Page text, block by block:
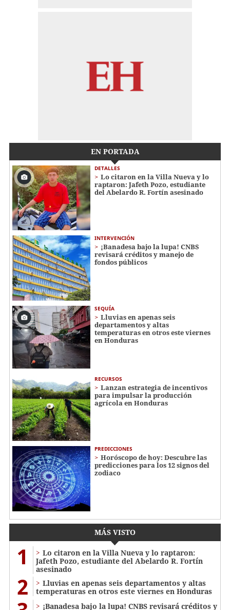
EN PORTADA
DETALLES
Lo citaron en la Villa Nueva y lo
raptaron: Jafeth Pozo, estudiante
del Abelardo R. Fortín asesinado
INTERVENCIÓN
¡Banadesa bajo la lupa! CNBS
revisará créditos y manejo de
fondos públicos
SEQUÍA
Lluvias en apenas seis
departamentos y altas
temperaturas en otros este viernes
en Honduras
RECURSOS
Lanzan estrategia de incentivos
para impulsar la producción
agrícola en Honduras
PREDICCIONES
Horóscopo de hoy: Descubre las
predicciones para los 12 signos del
zodiaco
MÁS VISTO
1
Lo citaron en la Villa Nueva y lo raptaron:
Jafeth Pozo, estudiante del Abelardo R. Fortín
asesinado
2
Lluvias en apenas seis departamentos y altas
temperaturas en otros este viernes en Honduras
¡Banadesa bajo la lupa! CNBS revisará créditos y